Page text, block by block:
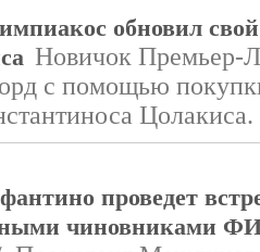
обновил
Новичок Премьер-
с помощью
Цолакиса.
проведет
чиновниками